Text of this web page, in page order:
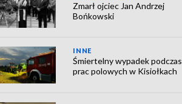
Zmarł ojciec Jan Andrzej
Bońkowski
INNE
Śmiertelny wypadek podczas
prac polowych w Kisiołkach